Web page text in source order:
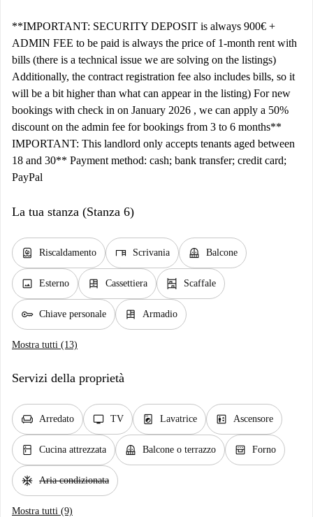
**IMPORTANT: SECURITY DEPOSIT is always 900€ +
ADMIN FEE to be paid is always the price of 1-month rent with
bills (there is a technical issue we are solving on the listings)
Additionally, the contract registration fee also includes bills, so it
will be a bit higher than what can appear in the listing) For new
bookings with check in on January 2026 , we can apply a 50%
discount on the admin fee for bookings from 3 to 6 months**
IMPORTANT: This landlord only accepts tenants aged between
18 and 30** Payment method: cash; bank transfer; credit card;
PayPal
La tua stanza (Stanza 6)
water_heater Riscaldamento desk Scrivania balcony Balcone
image Esterno dresser Cassettiera shelves Scaffale
key Chiave personale dresser Armadio
Mostra tutti (13)
Servizi della proprietà
chair Arredato tv TV local_laundry_service Lavatrice elevator Ascensore
kitchen Cucina attrezzata balcony Balcone o terrazzo oven_gen Forno
ac_unit Aria condizionata
Mostra tutti (9)